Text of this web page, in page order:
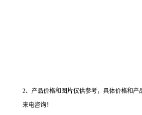
2、产品价格和图片仅供参考，具体价格和产
来电咨询！